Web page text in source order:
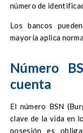
número de
Los bancos
mayoría aplica
Número
cuenta
El número BSN
clave de la vida en
posesión es